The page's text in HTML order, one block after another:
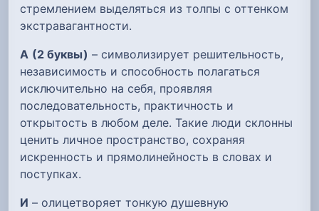
стремлением выделяться из толпы с оттенком
экстравагантности.
А (2 буквы) – символизирует решительность,
независимость и способность полагаться
исключительно на себя, проявляя
последовательность, практичность и
открытость в любом деле. Такие люди склонны
ценить личное пространство, сохраняя
искренность и прямолинейность в словах и
поступках.
И – олицетворяет тонкую душевную